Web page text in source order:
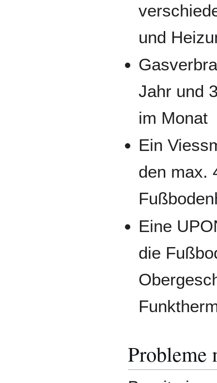
und
Jahr und
im Monat
Ein
den max.
Eine
die
Probleme